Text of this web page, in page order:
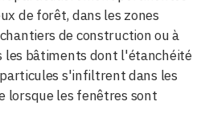
de forêt, dans les zones
de construction ou à
les bâtiments dont l'étanchéité
s'infiltrent dans les
lorsque les fenêtres sont